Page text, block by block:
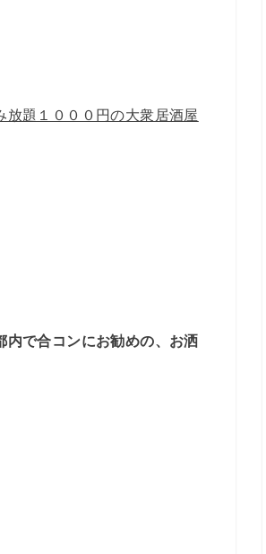
放題１０００円の大衆居酒屋
内で合コンにお勧めの、お洒